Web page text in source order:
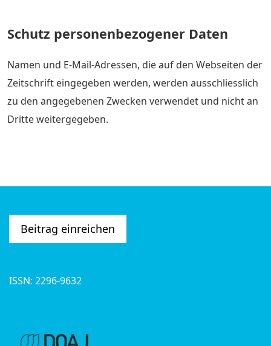
Schutz personenbezogener Daten
Namen und E-Mail-Adressen, die auf den Webseiten der
Zeitschrift eingegeben werden, werden ausschliesslich
zu den angegebenen Zwecken verwendet und nicht an
Dritte weitergegeben.
Beitrag einreichen
ISSN: 2296-9632